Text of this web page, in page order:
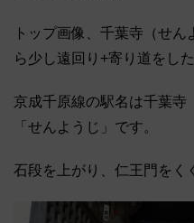
トップ画像、千葉寺（せ
ら少し遠回り+寄り道をし
京成千原線の駅名は千葉寺
「せんようじ」です。
石段を上がり、仁王門をく